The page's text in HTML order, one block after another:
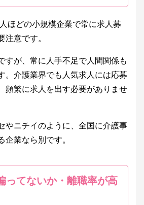
ほどの小規模企業で常に求人募
注意です。
すが、常に人手不足で人間関係も
。介護業界でも人気求人には応募
頻繁に求人を出す必要がありませ
やニチイのように、全国に介護事
企業なら別です。
ってないか・離職率が高